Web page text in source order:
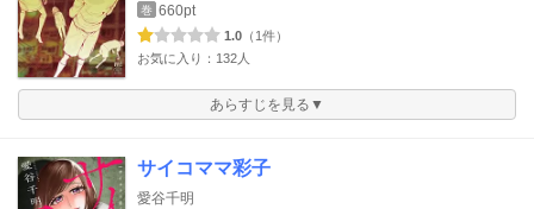
巻 660pt
1.0 （1件）
お気に入り：132人
あらすじを見る▼
サイコママ彩子
愛谷千明